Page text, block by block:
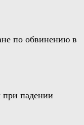
по обвинению в
при падении